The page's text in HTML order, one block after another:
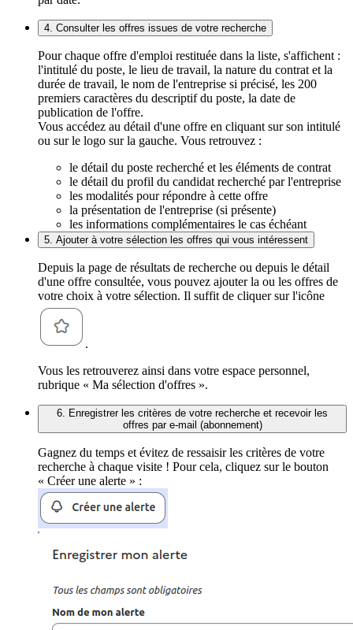
4. Consulter les offres issues de votre recherche
Pour chaque offre d'emploi restituée dans la liste, s'affichent :
l'intitulé du poste, le lieu de travail, la nature du contrat et la
durée de travail, le nom de l'entreprise si précisé, les 200
premiers caractères du descriptif du poste, la date de
publication de l'offre.
Vous accédez au détail d'une offre en cliquant sur son intitulé
ou sur le logo sur la gauche. Vous retrouvez :
le détail du poste recherché et les éléments de contrat
le détail du profil du candidat recherché par l'entreprise
les modalités pour répondre à cette offre
la présentation de l'entreprise (si présente)
les informations complémentaires le cas échéant
5. Ajouter à votre sélection les offres qui vous intéressent
Depuis la page de résultats de recherche ou depuis le détail
d'une offre consultée, vous pouvez ajouter la ou les offres de
votre choix à votre sélection. Il suffit de cliquer sur l'icône
.
Vous les retrouverez ainsi dans votre espace personnel,
rubrique « Ma sélection d'offres ».
6. Enregistrer les critères de votre recherche et recevoir les
offres par e-mail (abonnement)
Gagnez du temps et évitez de ressaisir les critères de votre
recherche à chaque visite ! Pour cela, cliquez sur le bouton
« Créer une alerte » :